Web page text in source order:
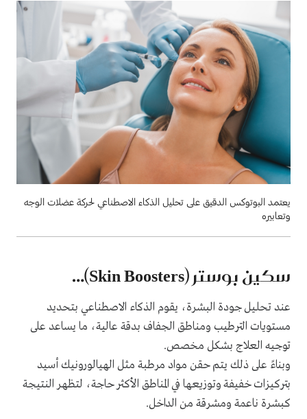
يعتمد البوتوكس الدقيق على تحليل الذكاء الاصطناعي لحركة عضلات الوجه
وتعابيره
سكين بوستر (Skin Boosters)…
عند تحليل جودة البشرة، يقوم الذكاء الاصطناعي بتحديد
مستويات الترطيب ومناطق الجفاف بدقة عالية، ما يساعد على
توجيه العلاج بشكل مخصص.
وبناءً على ذلك يتم حقن مواد مرطبة مثل الهيالورونيك أسيد
بتركيزات خفيفة وتوزيعها في المناطق الأكثر حاجة، لتظهر النتيجة
كبشرة ناعمة ومشرقة من الداخل.